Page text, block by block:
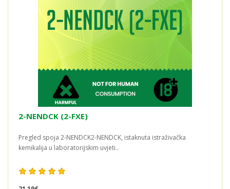
2-NENDCK (2-FXE)
Pregled spoja 2-NENDCK2-NENDCK, istaknuta istraživačka
kemikalija u laboratorijskim uvjeti..